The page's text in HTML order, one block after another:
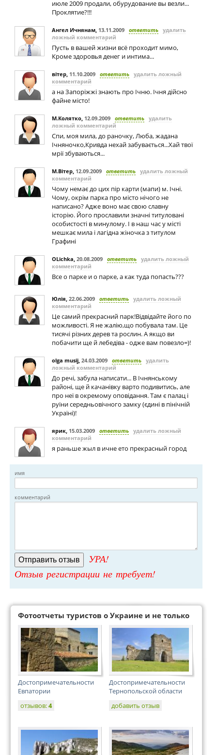
июле 2009 продали, обурудование вы везли...
Проклятие?!!!
Ангел Ичнянам, 13.11.2009 ответить удалить
ложный комментарий
Пусть в вашей жизни всё проходит мимо,
Кроме здоровья денег и интима...
вітер, 11.10.2009 ответить удалить ложный
комментарий
а на Запоріжжі знають про Ічню. Ічня дійсно
файне місто!
М.Колятко, 12.09.2009 ответить удалить
ложный комментарий
Спи, моя мила, до раночку, Люба, жадана
Ічняночко,Кривда нехай забувається...Хай твої
мрії збуваються...
М.Вітер, 12.09.2009 ответить удалить ложный
комментарий
Чому немає до цих пір карти (мапи) м. Ічні.
Чому, окрім парка про місто нічого не
написано? Адже воно має свою славну
історію. Його прославили значні титуловані
особистості в минулому. І в наш час у місті
мешкає мила і лагідна жіночка з титулом
Графині
OLichka, 20.08.2009 ответить удалить ложный
комментарий
Все о парке и о парке, а как туда попасть???
Юлія, 22.06.2009 ответить удалить ложный
комментарий
Це самий прекрасний парк!Відвідайте його по
можливості. Я не жалію,що побувала там. Це
тисячі різних дерев та рослин. А якщо ви
побачити ще й лебедіва - одже вам повезло=)!
olga musij, 24.03.2009 ответить удалить
ложный комментарий
До речі, забула написати... В Ічнянському
районі, ще й качанівку варто подивитись, але
про неї в окремому оповідання. Там є палац і
руїни середньовічного замку (єдині в пінічній
Україні)!
ярик, 15.03.2009 ответить удалить ложный
комментарий
я раньше жыл в ичне ето прекрасный город
имя
комментарий
УРА!
Отзыв регистрации не требует!
Фотоотчеты туристов о Украине и не только
Достопримечательности
Евпатории
отзывов:4
Достопримечательности
Тернопольской области
добавить отзыв